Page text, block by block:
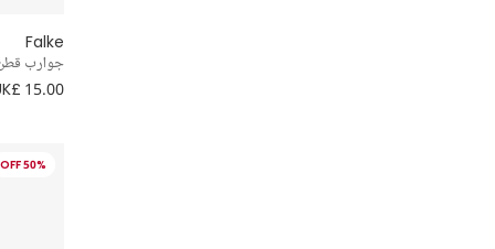
Falke
جوارب
15.00
50% OFF